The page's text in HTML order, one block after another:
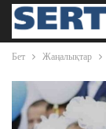
Бет Жаңалықтар